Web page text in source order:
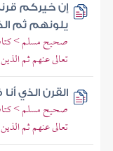
إن خيركم
يلونهم ثم
صحيح مسلم >
تعالى عنهم ثم
القرن الذي
صحيح مسلم >
تعالى عنهم ثم